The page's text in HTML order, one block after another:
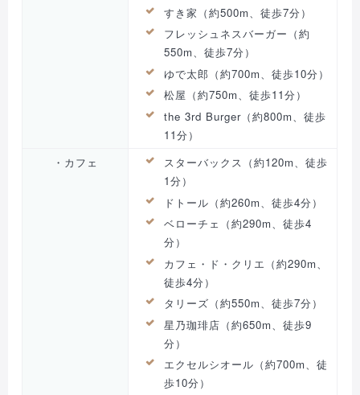
すき家（約500m、徒歩7分）
フレッシュネスバーガー（約
550m、徒歩7分）
ゆで太郎（約700m、徒歩10分）
松屋（約750m、徒歩11分）
the 3rd Burger（約800m、徒歩
11分）
・カフェ
スターバックス（約120m、徒歩
1分）
ドトール（約260m、徒歩4分）
ベローチェ（約290m、徒歩4
分）
カフェ・ド・クリエ（約290m、
徒歩4分）
タリーズ（約550m、徒歩7分）
星乃珈琲店（約650m、徒歩9
分）
エクセルシオール（約700m、徒
歩10分）